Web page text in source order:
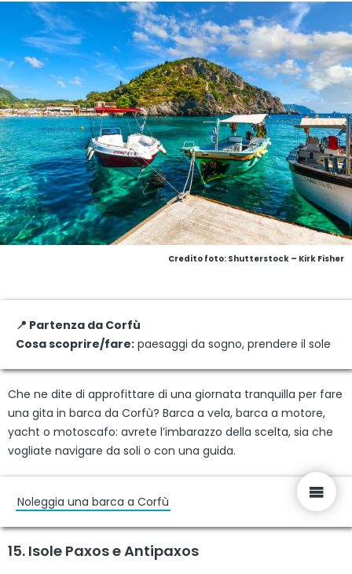
Credito foto: Shutterstock – Kirk Fisher
📍 Partenza da Corfù
Cosa scoprire/fare: paesaggi da sogno, prendere il sole
Che ne dite di approfittare di una giornata tranquilla per fare
una gita in barca da Corfù? Barca a vela, barca a motore,
yacht o motoscafo: avrete l’imbarazzo della scelta, sia che
vogliate navigare da soli o con una guida.
Noleggia una barca a Corfù
15. Isole Paxos e Antipaxos